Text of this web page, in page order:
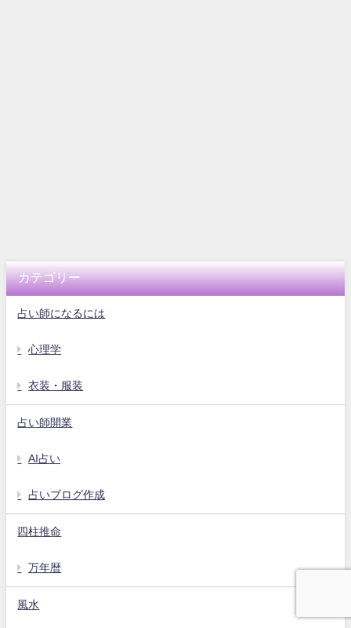
カテゴリー
占い師になるには
心理学
衣装・服装
占い師開業
AI占い
占いブログ作成
四柱推命
万年暦
風水